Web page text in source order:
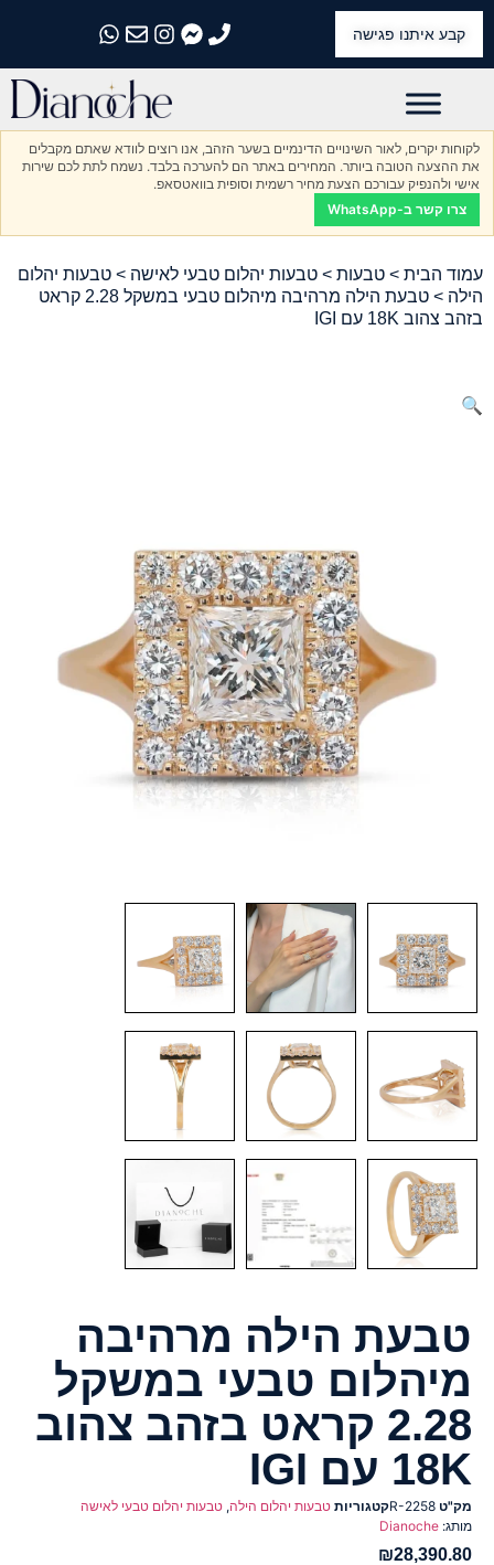
קבע איתנו פגישה
התקשרו אלינו
התקשרו אלינו
התקשרו אלינו
התקשרו אלינו
התקשרו אלינו
לקוחות יקרים, לאור השינויים הדינמיים בשער הזהב, אנו רוצים לוודא שאתם מקבלים
את ההצעה הטובה ביותר. המחירים באתר הם להערכה בלבד. נשמח לתת לכם שירות
אישי ולהנפיק עבורכם הצעת מחיר רשמית וסופית בוואטסאפ.
צרו קשר ב-WhatsApp
עמוד הבית > טבעות > טבעות יהלום טבעי לאישה > טבעות יהלום
הילה
> טבעת הילה מרהיבה מיהלום טבעי במשקל 2.28 קראט
בזהב צהוב 18K עם IGI
🔍
טבעת הילה מרהיבה
מיהלום טבעי במשקל
2.28 קראט בזהב צהוב
18K עם IGI
מק"ט R-2258קטגוריות טבעות יהלום הילה, טבעות יהלום טבעי לאישה
מותג: Dianoche
₪28,390.80